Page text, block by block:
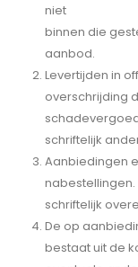
niet
binnen die
aanbod.
Levertijden in
overschrijding
schriftelijk
Aanbiedingen
nabestellingen.
schriftelijk
De op
bestaat uit de